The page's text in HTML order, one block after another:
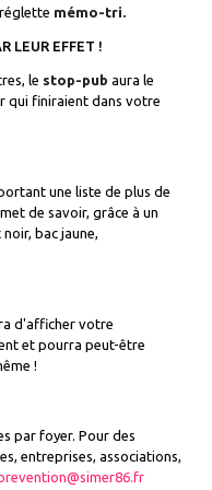
mémo-tri.
LEUR EFFET !
le stop-pub aura le
qui finiraient dans votre
une liste de plus de
de savoir, grâce à un
bac jaune,
d'afficher votre
et pourra peut-être
!
par foyer. Pour des
entreprises, associations,